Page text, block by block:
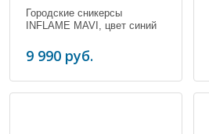
Городские сникерсы
INFLAME MAVI, цвет синий
9 990 руб.